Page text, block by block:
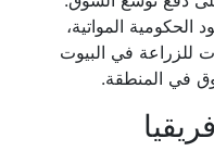
الحكومية المواتية،
للزراعة في البيوت
في المنطقة.